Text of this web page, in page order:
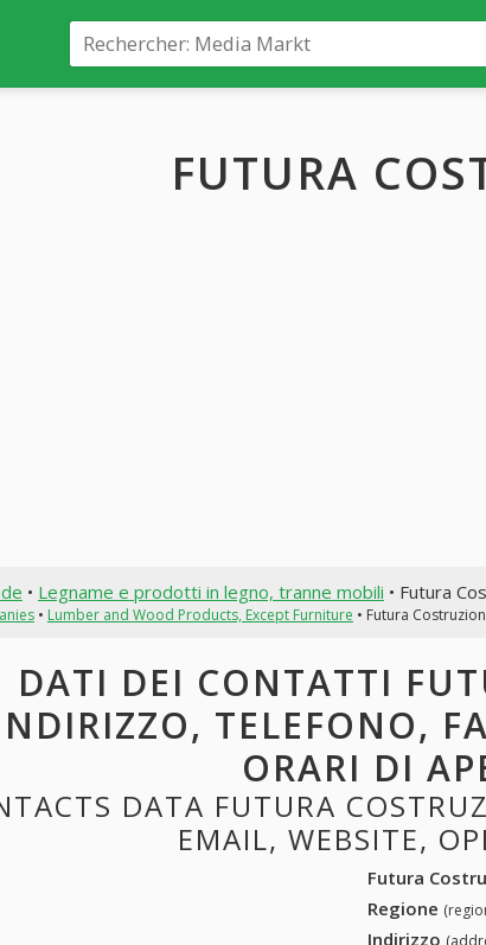
FUTURA
• Legname e prodotti in legno, tranne mobili • Futura
• Lumber and Wood Products, Except Furniture • Futura
DATI DEI CONTATTI
TELEFONO,
ORARI DI
DATA FUTURA
EMAIL, WEBSITE,
Futura
Regione
Indirizzo